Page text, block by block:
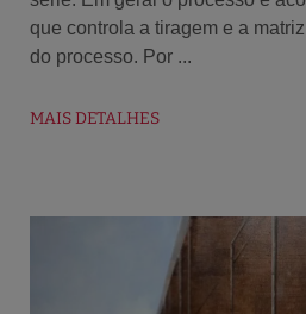
que controla a tiragem e a
do processo. Por ...
MAIS DETALHES